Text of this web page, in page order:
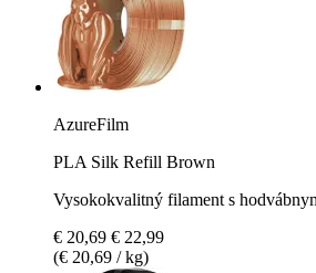
AzureFilm
PLA Silk Refill Brown
Vysokokvalitný filament s
€ 20,69 € 22,99
(€ 20,69 / kg)